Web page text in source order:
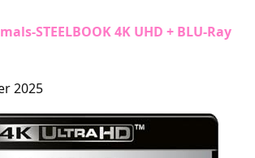
STEELBOOK 4K UHD + BLU-Ray
2025